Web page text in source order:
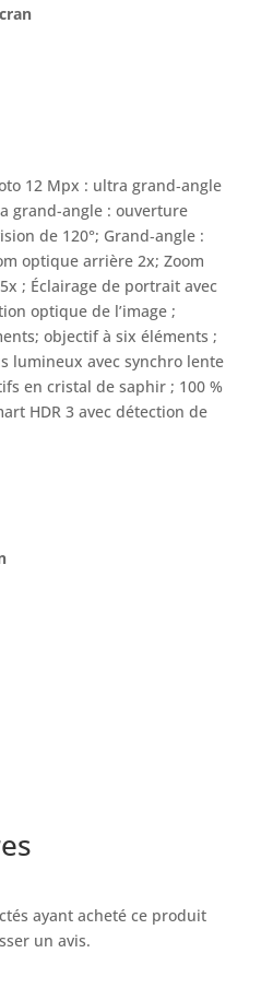
12 Mpx : ultra grand‑angle
grand-angle : ouverture
de 120°; Grand‑angle :
optique arrière 2x; Zoom
; Éclairage de portrait avec
optique de l’image ;
objectif à six éléments ;
lumineux avec synchro lente
en cristal de saphir ; 100 %
HDR 3 avec détection de
ayant acheté ce produit
un avis.